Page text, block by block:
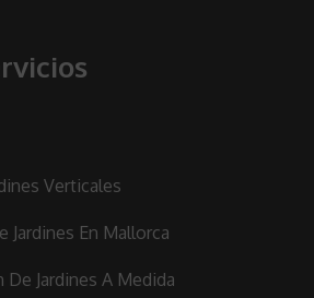
Verticales
Jardines En Mallorca
De Jardines A Medida